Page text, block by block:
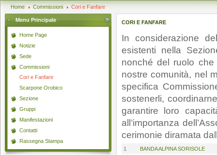
Home Commissioni Cori e Fanfare
Menu Principale
Home Page
Notizie
Sede
Commissioni
Cori e Fanfare
Scarpone Orobico
Sezione
Gruppi
Manifestazioni
Contatti
Rassegna Stampa
CORI E FANFARE
In considerazione
esistenti nella
nonché del ruolo che
nostre comunità, nel
specifica
sostenerli,
garantire loro
all’importanza
cerimonie diramata
1
BANDA ALPINA SORISOLE